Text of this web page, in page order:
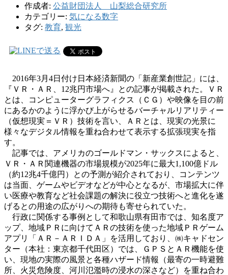
作成者: 公益財団法人 山梨総合研究所
カテゴリー: 気になる数字
タグ: 教育, 観光
2016年3月4日付け日本経済新聞の「新産業創世記」には、
『ＶＲ・ＡＲ、12兆円市場へ』との記事が掲載された。ＶＲ
とは、コンピューターグラフィクス（ＣＧ）や映像を目の前
にあるかのように浮かび上がらせるバーチャルリアリティー
（仮想現実＝ＶＲ）技術を言い、ＡＲとは、現実の光景に
様々なデジタル情報を重ね合わせて表示する拡張現実を指
す。
記事では、アメリカのゴールドマン・サックスによると、
ＶＲ・ＡＲ関連機器の市場規模が2025年に最大1,100億ドル
（約12兆4千億円）との予測が紹介されており、コンテンツ
は当面、ゲームやビデオなどが中心となるが、市場拡大に伴
い医療や教育など社会課題の解決に役立つ技術へと進化を遂
げるとの用途の広がりへの期待も寄せられていた。
行政に関係する事例として和歌山県有田市では、知名度ア
ップ、地域ＰＲに向けてＡＲの技術を使った地域ＰＲゲーム
アプリ「ＡＲ－ＡＲＩＤＡ」を活用しており、㈱キャドセン
ター（本社：東京都千代田区）では、ＧＰＳとＡＲ機能を使
い、現地の実際の風景と各種ハザード情報（最寄の一時避難
所、火災危険度、河川氾濫時の浸水の深さなど）を重ね合わ